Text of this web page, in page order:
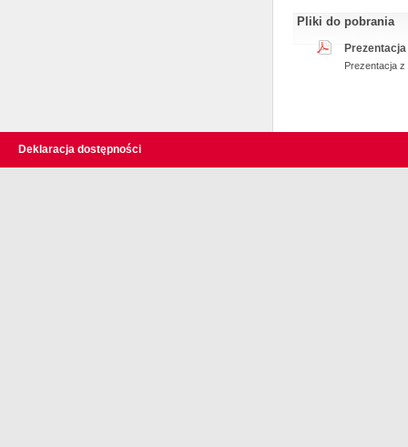
Pliki do pobrania
Prezentacja
Prezentacja
Deklaracja dostępności